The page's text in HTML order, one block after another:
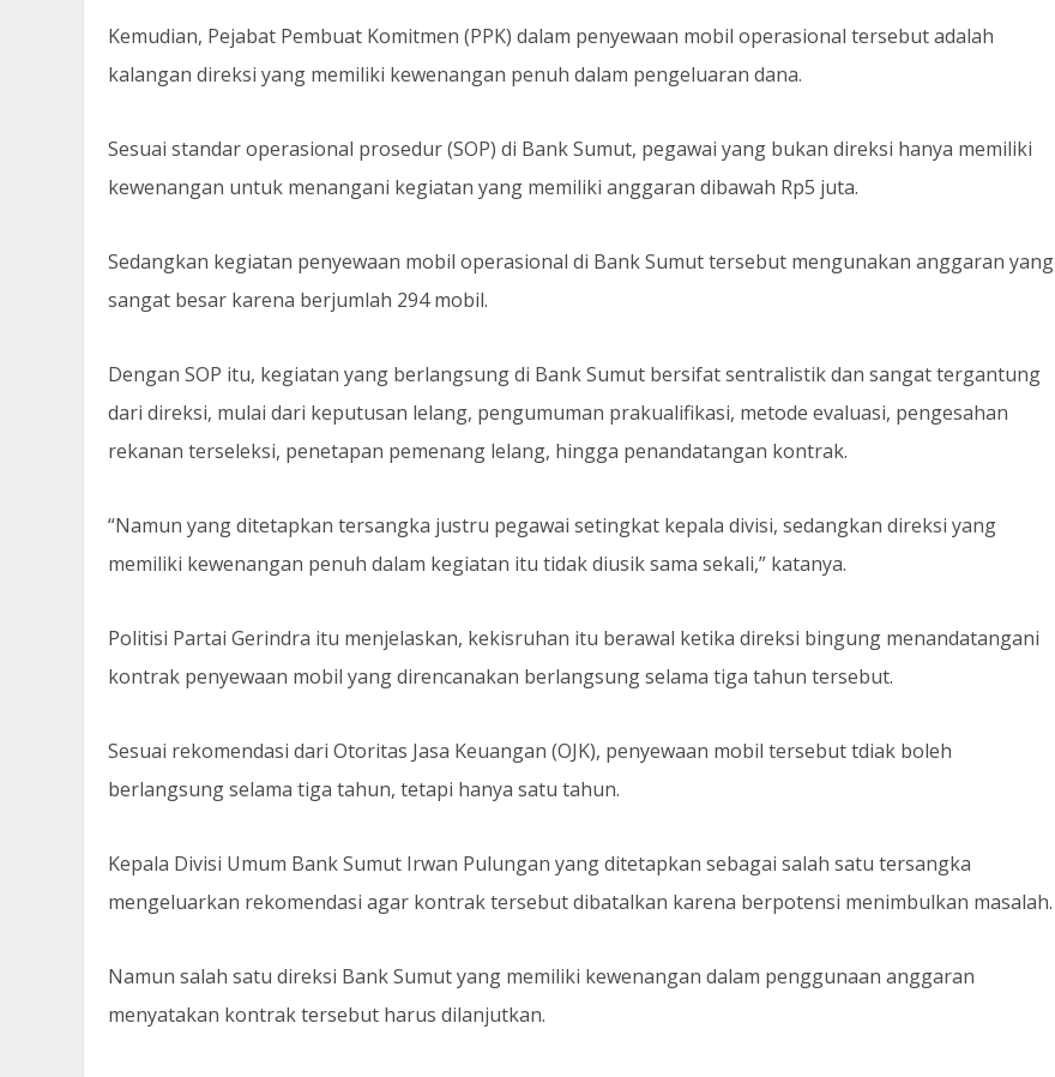
Kemudian, Pejabat Pembuat Komitmen (PPK) dalam penyewaan mobil operasional tersebut adalah
kalangan direksi yang memiliki kewenangan penuh dalam pengeluaran dana.
Sesuai standar operasional prosedur (SOP) di Bank Sumut, pegawai yang bukan direksi hanya memiliki
kewenangan untuk menangani kegiatan yang memiliki anggaran dibawah Rp5 juta.
Sedangkan kegiatan penyewaan mobil operasional di Bank Sumut tersebut mengunakan anggaran yang
sangat besar karena berjumlah 294 mobil.
Dengan SOP itu, kegiatan yang berlangsung di Bank Sumut bersifat sentralistik dan sangat tergantung
dari direksi, mulai dari keputusan lelang, pengumuman prakualifikasi, metode evaluasi, pengesahan
rekanan terseleksi, penetapan pemenang lelang, hingga penandatangan kontrak.
“Namun yang ditetapkan tersangka justru pegawai setingkat kepala divisi, sedangkan direksi yang
memiliki kewenangan penuh dalam kegiatan itu tidak diusik sama sekali,” katanya.
Politisi Partai Gerindra itu menjelaskan, kekisruhan itu berawal ketika direksi bingung menandatangani
kontrak penyewaan mobil yang direncanakan berlangsung selama tiga tahun tersebut.
Sesuai rekomendasi dari Otoritas Jasa Keuangan (OJK), penyewaan mobil tersebut tdiak boleh
berlangsung selama tiga tahun, tetapi hanya satu tahun.
Kepala Divisi Umum Bank Sumut Irwan Pulungan yang ditetapkan sebagai salah satu tersangka
mengeluarkan rekomendasi agar kontrak tersebut dibatalkan karena berpotensi menimbulkan masalah.
Namun salah satu direksi Bank Sumut yang memiliki kewenangan dalam penggunaan anggaran
menyatakan kontrak tersebut harus dilanjutkan.